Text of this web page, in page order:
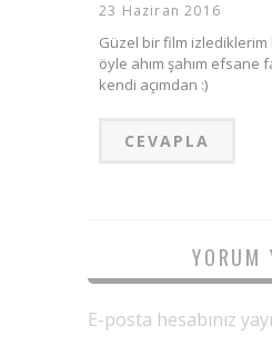
23 Haziran 2016
Güzel bir film
öyle ahım şahım efsane
kendi açımdan :)
CEVAPLA
YORUM
E-posta hesabınız